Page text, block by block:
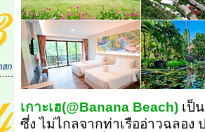
เกาะเฮ(@Banana Beach) เป็
ซึ่ง ไม่ไกลจากท่าเรืออ่าวฉลอง